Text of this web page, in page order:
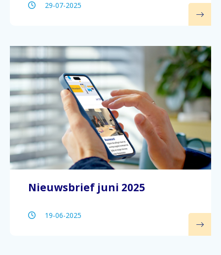
29-07-2025
Nieuwsbrief juni 2025
19-06-2025